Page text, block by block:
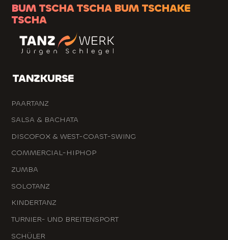
BUM TSCHA TSCHA BUM TSCHAKE
TSCHA
TANZKURSE
PAARTANZ
SALSA & BACHATA
DISCOFOX & WEST-COAST-SWING
COMMERCIAL-HIPHOP
ZUMBA
SOLOTANZ
KINDERTANZ
TURNIER- UND BREITENSPORT
SCHÜLER